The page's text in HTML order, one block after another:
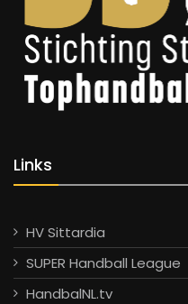
Links
HV Sittardia
SUPER Handball League
HandbalNL.tv